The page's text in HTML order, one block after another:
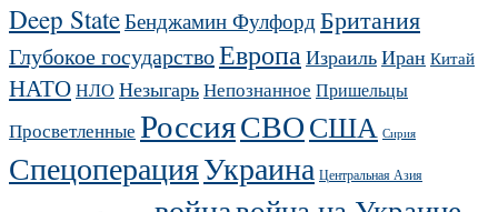
Deep StateБенджамин Фулфорд Британия
Глубокое государствоЕвропаИзраильИран Китай
НАТОНЛО НезыгарьНепознанное Пришельцы
Просветленные РоссияСВОСША Сирия
СпецоперацияУкраина Центральная Азия